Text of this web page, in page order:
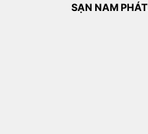
SẠN NAM PHÁT